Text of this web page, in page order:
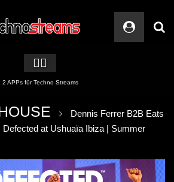
🏳️‍🌈
2 APPs für Techno Streams
Dennis Ferrer B2B Eats
at Ushuaïa Ibiza | Summer